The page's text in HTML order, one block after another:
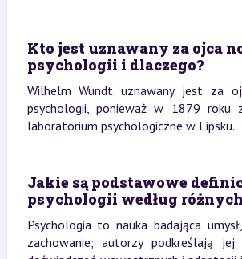
Kto jest uznawany za ojca
psychologii i dlaczego?
Wilhelm Wundt uznawany jest za
psychologii, ponieważ w 1879 roku
laboratorium psychologiczne w Lipsku.
Jakie są podstawowe
psychologii według
Psychologia to nauka badająca
zachowanie; autorzy podkreślają